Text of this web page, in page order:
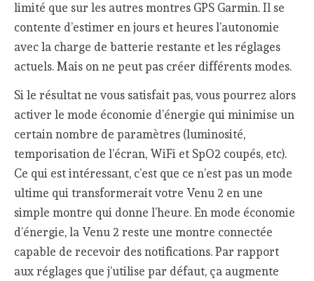
limité que sur les autres montres GPS Garmin. Il se
contente d’estimer en jours et heures l’autonomie
avec la charge de batterie restante et les réglages
actuels. Mais on ne peut pas créer différents modes.
Si le résultat ne vous satisfait pas, vous pourrez alors
activer le mode économie d’énergie qui minimise un
certain nombre de paramètres (luminosité,
temporisation de l’écran, WiFi et SpO2 coupés, etc).
Ce qui est intéressant, c’est que ce n’est pas un mode
ultime qui transformerait votre Venu 2 en une
simple montre qui donne l’heure. En mode économie
d’énergie, la Venu 2 reste une montre connectée
capable de recevoir des notifications. Par rapport
aux réglages que j’utilise par défaut, ça augmente